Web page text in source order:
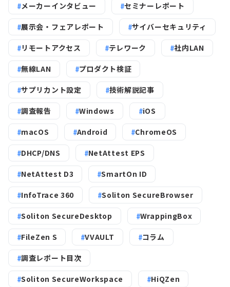
メーカーインタビュー セミナーレポート
展示会・フェアレポート サイバーセキュリティ
リモートアクセス テレワーク 社内LAN
無線LAN プロダクト検証
サプリカント設定 技術解説記事
調査報告 Windows iOS
macOS Android ChromeOS
DHCP/DNS NetAttest EPS
NetAttest D3 SmartOn ID
InfoTrace 360 Soliton SecureBrowser
Soliton SecureDesktop WrappingBox
FileZen S VVAULT コラム
調査レポート目次
Soliton SecureWorkspace HiQZen